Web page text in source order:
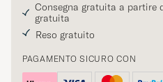
Consegna gratuita a partire
gratuita
Reso gratuito
PAGAMENTO SICURO CON